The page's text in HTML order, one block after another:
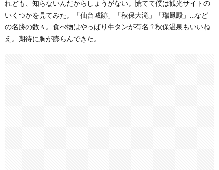
れども、知らないんだからしょうがない。慌てて僕は観光サイトの
いくつかを見てみた。「仙台城跡」「秋保大滝」「瑞鳳殿」…など
の名勝の数々。食べ物はやっぱり牛タンが有名？秋保温泉もいいね
え。期待に胸が膨らんできた。